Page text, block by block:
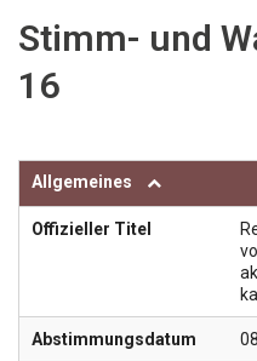
Stimm- und
16
Allgemeines
Offizieller Titel
Abstimmungsdatum